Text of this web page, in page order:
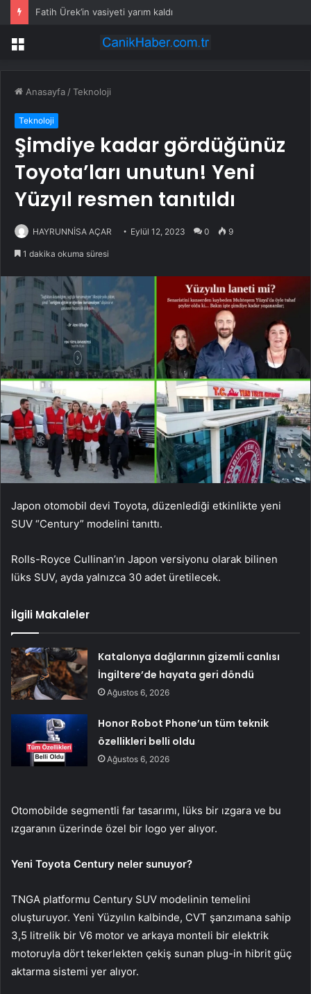
Fatih Ürek’in vasiyeti yarım kaldı
Menü
Anasayfa /Teknoloji
Teknoloji
Şimdiye kadar gördüğünüz
Toyota’ları unutun! Yeni
Yüzyıl resmen tanıtıldı
HAYRUNNİSA AÇAR Eylül 12, 2023 0 9
1 dakika okuma süresi
Japon otomobil devi Toyota, düzenlediği etkinlikte yeni
SUV “Century” modelini tanıttı.
Rolls-Royce Cullinan’ın Japon versiyonu olarak bilinen
lüks SUV, ayda yalnızca 30 adet üretilecek.
İlgili Makaleler
Katalonya dağlarının gizemli canlısı
İngiltere’de hayata geri döndü
Ağustos 6, 2026
Honor Robot Phone’un tüm teknik
özellikleri belli oldu
Ağustos 6, 2026
Otomobilde segmentli far tasarımı, lüks bir ızgara ve bu
ızgaranın üzerinde özel bir logo yer alıyor.
Yeni Toyota Century neler sunuyor?
TNGA platformu Century SUV modelinin temelini
oluşturuyor. Yeni Yüzyılın kalbinde, CVT şanzımana sahip
3,5 litrelik bir V6 motor ve arkaya monteli bir elektrik
motoruyla dört tekerlekten çekiş sunan plug-in hibrit güç
aktarma sistemi yer alıyor.